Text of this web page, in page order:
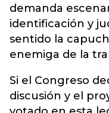
demanda
identificación y
sentido la
enemiga de la
Si el Congreso
discusión y el